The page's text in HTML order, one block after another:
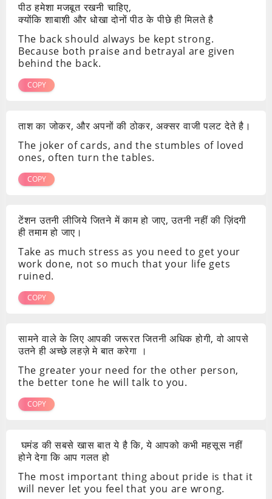
पीठ हमेशा मजबूत रखनी चाहिए,
क्योंकि शाबाशी और धोखा दोनों पीठ के पीछे ही मिलते है
The back should always be kept strong.
Because both praise and betrayal are given
behind the back.
COPY
ताश का जोकर, और अपनों की ठोकर, अक्सर वाजी पलट देते है।
The joker of cards, and the stumbles of loved
ones, often turn the tables.
COPY
टेंशन उतनी लीजिये जितने में काम हो जाए, उतनी नहीं की ज़िंदगी
ही तमाम हो जाए।
Take as much stress as you need to get your
work done, not so much that your life gets
ruined.
COPY
सामने वाले के लिए आपकी जरूरत जितनी अधिक होगी, वो आपसे
उतने ही अच्छे लहज़े मे बात करेगा ।
The greater your need for the other person,
the better tone he will talk to you.
COPY
घमंड की सबसे खास बात ये है कि, ये आपको कभी महसूस नहीं
होने देगा कि आप गलत हो
The most important thing about pride is that it
will never let you feel that you are wrong.